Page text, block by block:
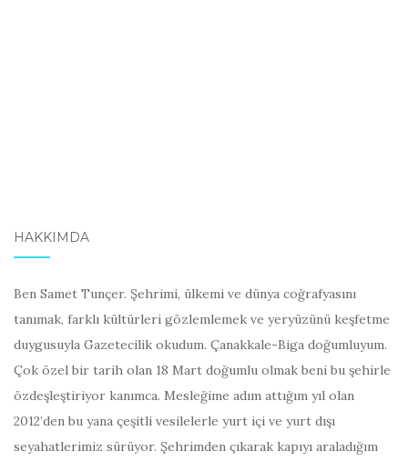
HAKKIMDA
Ben Samet Tunçer. Şehrimi, ülkemi ve dünya coğrafyasını
tanımak, farklı kültürleri gözlemlemek ve yeryüzünü keşfetme
duygusuyla Gazetecilik okudum. Çanakkale-Biga doğumluyum.
Çok özel bir tarih olan 18 Mart doğumlu olmak beni bu şehirle
özdeşleştiriyor kanımca. Mesleğime adım attığım yıl olan
2012’den bu yana çeşitli vesilelerle yurt içi ve yurt dışı
seyahatlerimiz sürüyor. Şehrimden çıkarak kapıyı araladığım